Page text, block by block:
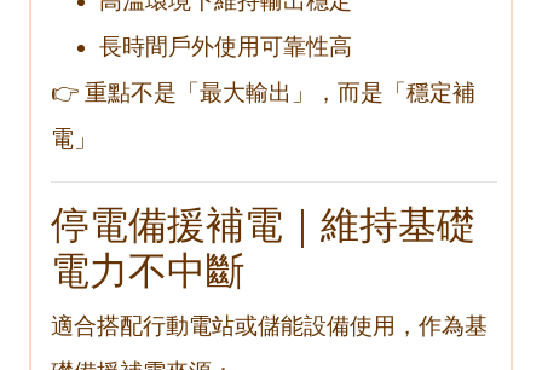
長時間戶外使用可靠性高
👉 重點不是「最大輸出」，而是「穩定補
電」
停電備援補電｜維持基礎
電力不中斷
適合搭配行動電站或儲能設備使用，作為基